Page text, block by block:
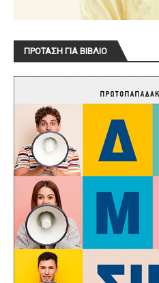
ΠΡΟΤΑΣΗ ΓΙΑ ΒΙΒΛΙΟ